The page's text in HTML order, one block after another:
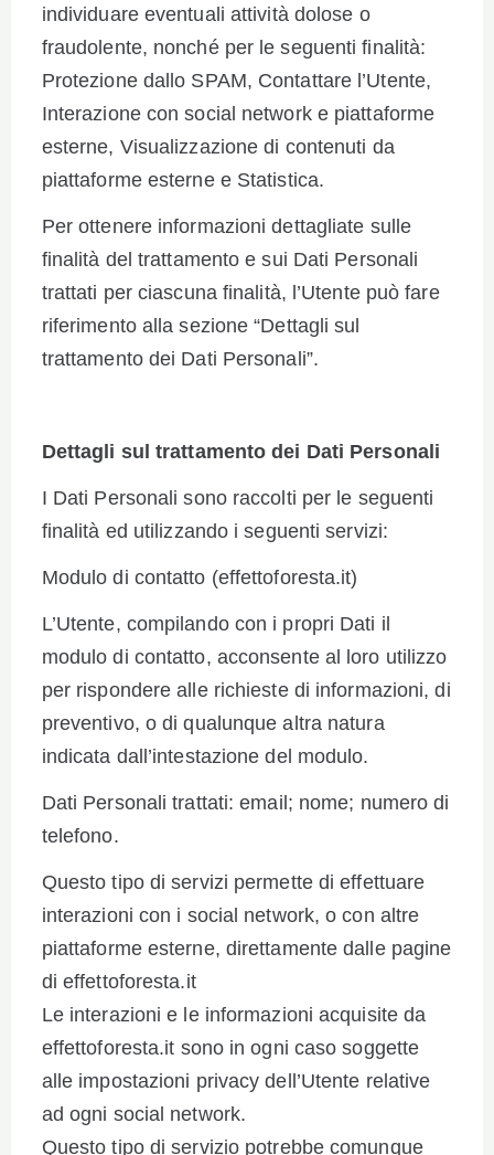
individuare eventuali attività dolose o
fraudolente, nonché per le seguenti finalità:
Protezione dallo SPAM, Contattare l’Utente,
Interazione con social network e piattaforme
esterne, Visualizzazione di contenuti da
piattaforme esterne e Statistica.
Per ottenere informazioni dettagliate sulle
finalità del trattamento e sui Dati Personali
trattati per ciascuna finalità, l’Utente può fare
riferimento alla sezione “Dettagli sul
trattamento dei Dati Personali”.
Dettagli sul trattamento dei Dati Personali
I Dati Personali sono raccolti per le seguenti
finalità ed utilizzando i seguenti servizi:
Modulo di contatto (effettoforesta.it)
L’Utente, compilando con i propri Dati il
modulo di contatto, acconsente al loro utilizzo
per rispondere alle richieste di informazioni, di
preventivo, o di qualunque altra natura
indicata dall’intestazione del modulo.
Dati Personali trattati: email; nome; numero di
telefono.
Questo tipo di servizi permette di effettuare
interazioni con i social network, o con altre
piattaforme esterne, direttamente dalle pagine
di effettoforesta.it
Le interazioni e le informazioni acquisite da
effettoforesta.it sono in ogni caso soggette
alle impostazioni privacy dell’Utente relative
ad ogni social network.
Questo tipo di servizio potrebbe comunque